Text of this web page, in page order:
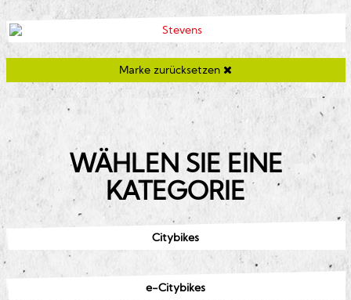
Marke zurücksetzen
WÄHLEN SIE EINE
KATEGORIE
Citybikes
e-Citybikes